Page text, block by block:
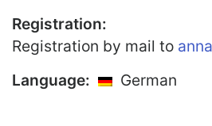
Book
Registration:
Registration by mail to
Language:
German